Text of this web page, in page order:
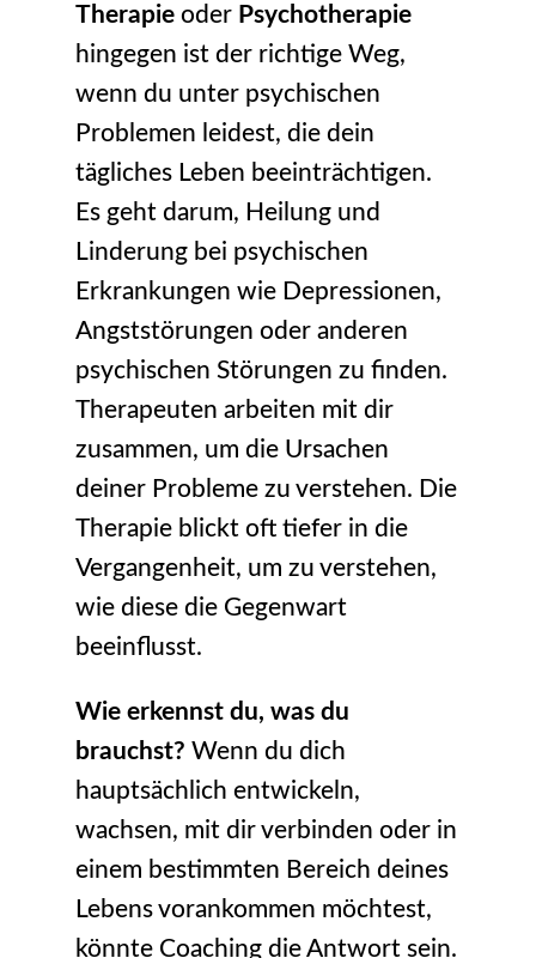
Therapieoder Psychotherapie
hingegen ist der richtige Weg,
wenn du unter psychischen
Problemen leidest, die dein
tägliches Leben beeinträchtigen.
Es geht darum, Heilung und
Linderung bei psychischen
Erkrankungen wie Depressionen,
Angststörungen oder anderen
psychischen Störungen zu finden.
Therapeuten arbeiten mit dir
zusammen, um die Ursachen
deiner Probleme zu verstehen. Die
Therapie blickt oft tiefer in die
Vergangenheit, um zu verstehen,
wie diese die Gegenwart
beeinflusst.
Wie erkennst du, was du
brauchst? Wenn du dich
hauptsächlich entwickeln,
wachsen, mit dir verbinden oder in
einem bestimmten Bereich deines
Lebens vorankommen möchtest,
könnte Coaching die Antwort sein.